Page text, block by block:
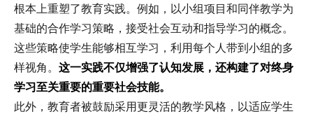
根本上重塑了教育实践。例如，以小组项目和同伴教学为
基础的合作学习策略，接受社会互动和指导学习的概念。
这些策略使学生能够相互学习，利用每个人带到小组的多
样视角。 这一实践不仅增强了认知发展，还构建了对终身
学习至关重要的重要社会技能。
此外，教育者被鼓励采用更灵活的教学风格，以适应学生